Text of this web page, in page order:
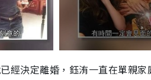
經決定離婚，鈺洧一直在單親家